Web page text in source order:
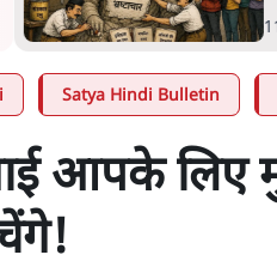
Satya Hindi Bulletin
आपके लिए